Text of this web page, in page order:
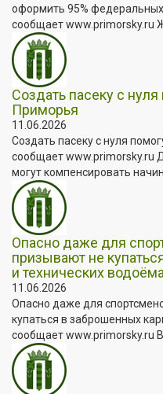
оформить 95%
сообщает www.primorsky.ru
Создать пасеку с
Приморья
11.06.2026
Создать пасеку с нуля
сообщает www.primorsky.ru
могут компенсировать
Опасно даже для
призывают не
и технических
11.06.2026
Опасно даже для
купаться в заброшенных
сообщает www.primorsky.ru